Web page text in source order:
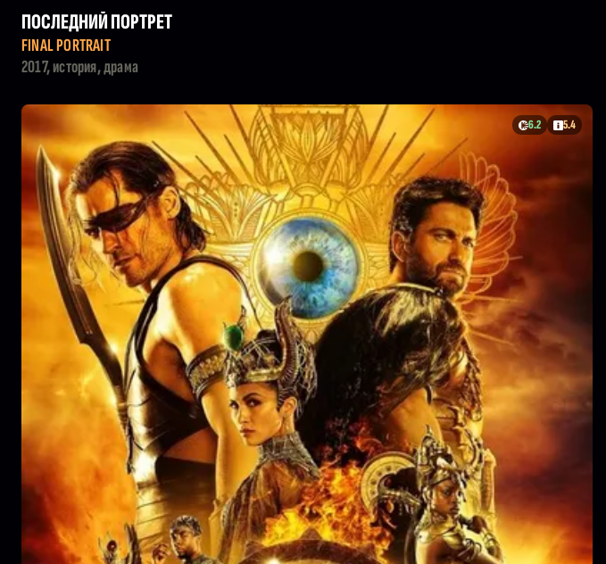
ПОСЛЕДНИЙ ПОРТРЕТ
FINAL PORTRAIT
2017, история, драма
6.2 5.4